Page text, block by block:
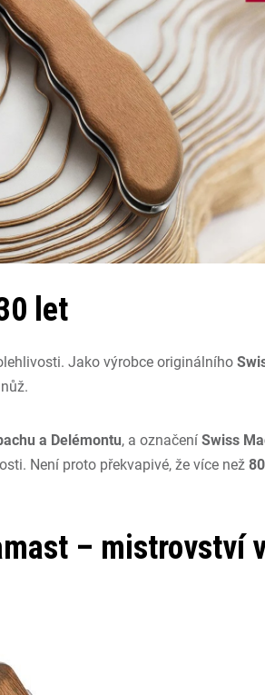
let
Jako výrobce originálního
a Delémontu, a označení Swiss
Není proto překvapivé, že více než
– mistrovství